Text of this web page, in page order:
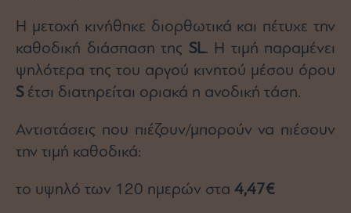
Η μετοχή κινήθηκε διορθωτικά και πέτυχε την
καθοδική διάσπαση της SL. Η τιμή παραμένει
ψηλότερα της του αργού κινητού μέσου όρου
Sέτσι διατηρείται οριακά η ανοδική τάση.
Αντιστάσεις που πιέζουν/μπορούν να πιέσουν
την τιμή καθοδικά:
το υψηλό των 120 ημερών στα 4,47€